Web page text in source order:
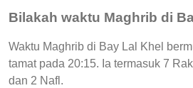
Bilakah waktu Maghrib di
Waktu Maghrib di Bay Lal Khel
tamat pada 20:15. Ia termasuk 7
dan 2 Nafl.